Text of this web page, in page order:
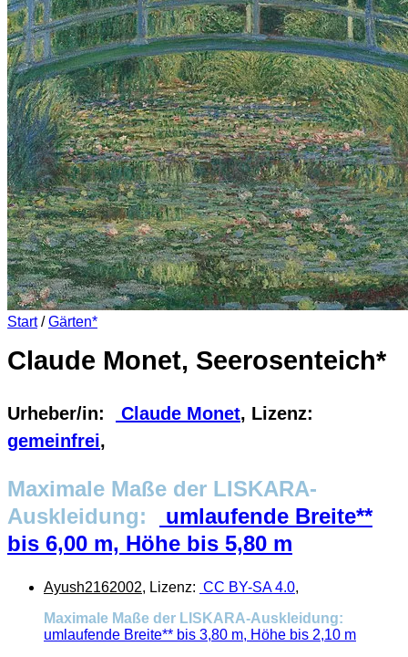
Es befinden sich keine Produkte im Warenkorb.
Zurück zum Shop
0
Warenkorb
Es befinden sich keine Produkte im Warenkorb.
Zurück zum Shop
Start / Gärten*
Claude Monet, Seerosenteich*
Urheber/in: Claude Monet, Lizenz:
gemeinfrei,
Maximale Maße der LISKARA-
Auskleidung:
umlaufende Breite**
bis 6,00 m, Höhe bis 5,80 m
Ayush2162002, Lizenz: CC BY-SA 4.0,
Maximale Maße der LISKARA-Auskleidung:
umlaufende Breite** bis 3,80 m, Höhe bis 2,10 m